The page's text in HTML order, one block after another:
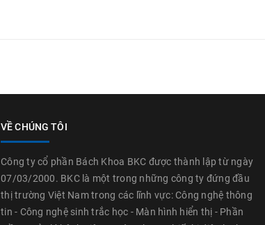
VỀ CHÚNG TÔI
Công ty cổ phần Bách Khoa BKC được thành lập từ ngày
07/03/2000. BKC là một trong những công ty đứng đầu
thị trường Việt Nam trong các lĩnh vực: Công nghệ thông
tin - Công nghệ sinh trắc học - Màn hình hiển thị - Phần